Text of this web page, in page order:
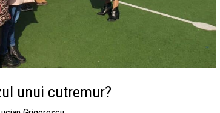
unui cutremur?